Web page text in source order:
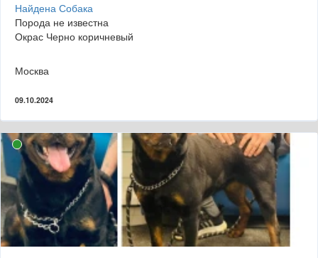
Найдена Собака
Порода не известна
Окрас Черно коричневый
Москва
09.10.2024